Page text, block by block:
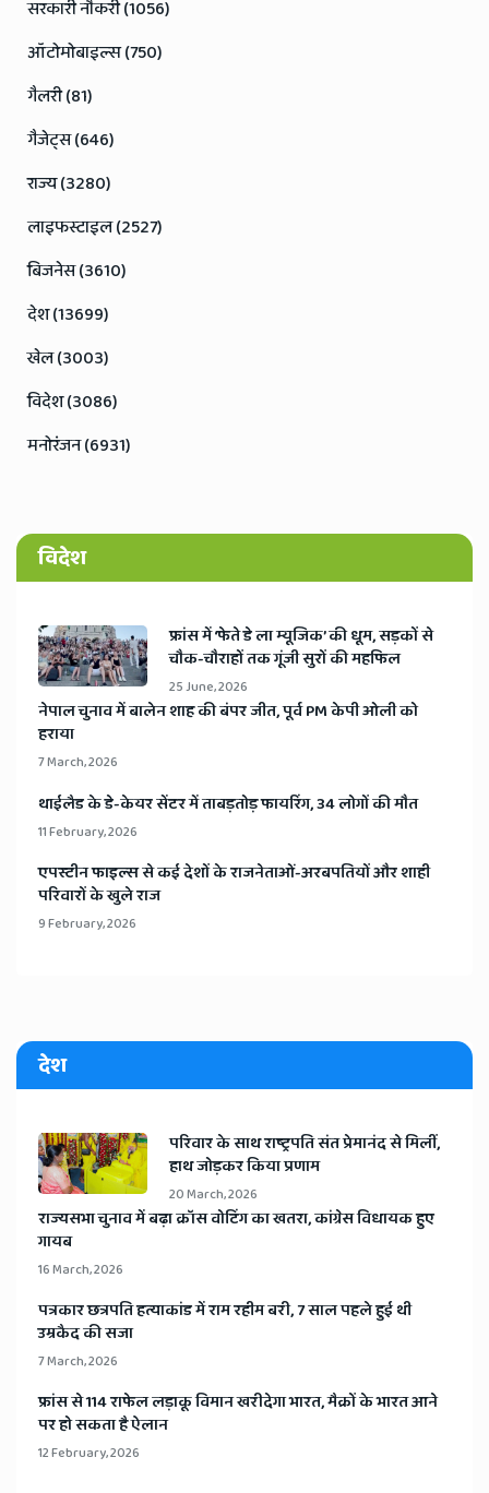
सरकारी नौकरी (1056)
ऑटोमोबाइल्स (750)
गैलरी (81)
गैजेट्स (646)
राज्य (3280)
लाइफस्टाइल (2527)
बिजनेस (3610)
देश (13699)
खेल (3003)
विदेश (3086)
मनोरंजन (6931)
विदेश
​फ्रांस में ‘फेते डे ला म्यूजिक’ की धूम, सड़कों से
चौक-चौराहों तक गूंजी सुरों की महफिल
25 June, 2026
​नेपाल चुनाव में बालेन शाह की बंपर जीत, पूर्व PM केपी ओली को
हराया
7 March, 2026
​थाईलैड के डे-केयर सेंटर में ताबड़तोड़ फायरिंग, 34 लोगों की मौत
11 February, 2026
​एपस्टीन फाइल्स से कई देशों के राजनेताओं-अरबपतियों और शाही
परिवारों के खुले राज
9 February, 2026
देश
​परिवार के साथ राष्ट्रपति संत प्रेमानंद से मिलीं,
हाथ जोड़कर किया प्रणाम
20 March, 2026
​राज्यसभा चुनाव में बढ़ा क्रॉस वोटिंग का खतरा, कांग्रेस विधायक हुए
गायब
16 March, 2026
​पत्रकार छत्रपति हत्याकांड में राम रहीम बरी, 7 साल पहले हुई थी
उम्रकैद की सजा
7 March, 2026
​फ्रांस से 114 राफेल लड़ाकू विमान खरीदेगा भारत, मैक्रों के भारत आने
पर हो सकता है ऐलान
12 February, 2026